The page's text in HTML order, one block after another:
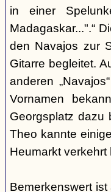
in einer
Madagaskar...".“
den Navajos zur
Gitarre begleitet.
anderen
Vornamen
Georgsplatz dazu
Theo kannte
Heumarkt verkehrt
Bemerkenswert